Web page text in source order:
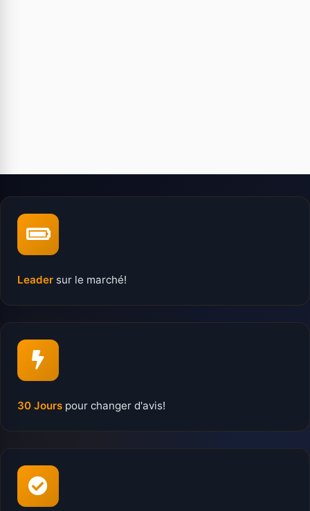
Leader sur le marché!
30 Jours pour changer d'avis!